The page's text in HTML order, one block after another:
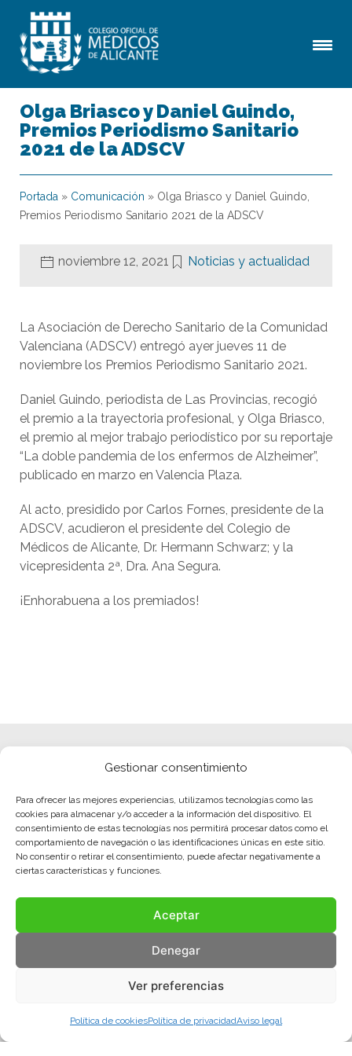
Gestionar consentimiento
Para ofrecer las mejores experiencias, utilizamos tecnologías como las
cookies para almacenar y/o acceder a la información del dispositivo. El
consentimiento de estas tecnologías nos permitirá procesar datos como el
comportamiento de navegación o las identificaciones únicas en este sitio.
No consentir o retirar el consentimiento, puede afectar negativamente a
ciertas características y funciones.
Aceptar
Denegar
Ver preferencias
Política de cookiesPolítica de privacidadAviso legal
Olga Briasco y Daniel Guindo,
Premios Periodismo Sanitario
2021 de la ADSCV
Portada » Comunicación » Olga Briasco y Daniel Guindo,
Premios Periodismo Sanitario 2021 de la ADSCV
noviembre 12, 2021 Noticias y actualidad
La Asociación de Derecho Sanitario de la Comunidad
Valenciana (ADSCV) entregó ayer jueves 11 de
noviembre los Premios Periodismo Sanitario 2021.
Daniel Guindo, periodista de Las Provincias, recogió
el premio a la trayectoria profesional, y Olga Briasco,
el premio al mejor trabajo periodístico por su reportaje
“La doble pandemia de los enfermos de Alzheimer”,
publicado en marzo en Valencia Plaza.
Al acto, presidido por Carlos Fornes, presidente de la
ADSCV, acudieron el presidente del Colegio de
Médicos de Alicante, Dr. Hermann Schwarz; y la
vicepresidenta 2ª, Dra. Ana Segura.
¡Enhorabuena a los premiados!